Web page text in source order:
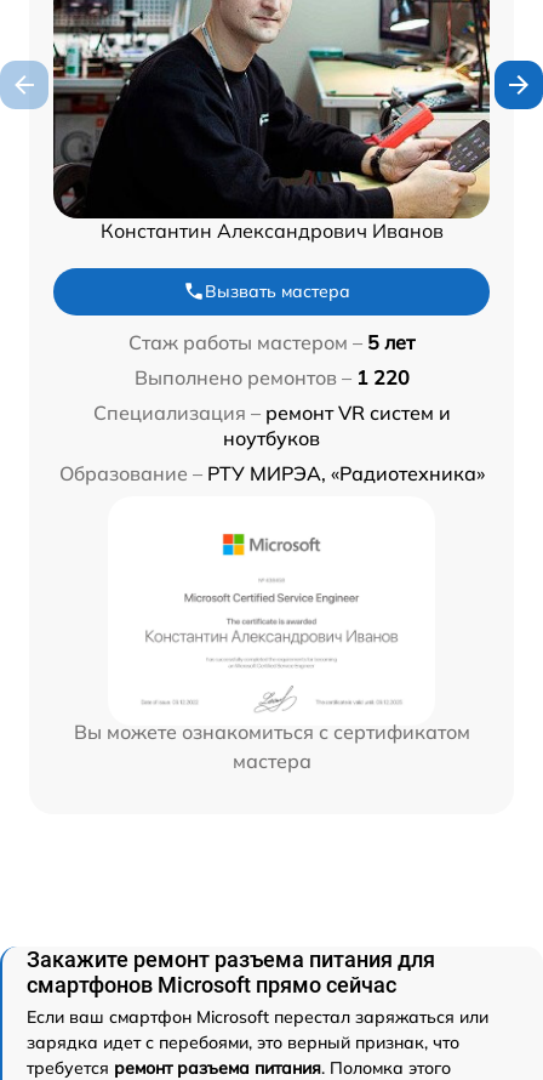
Константин Александрович Иванов
Вызвать мастера
Стаж работы мастером – 5 лет
Выполнено ремонтов – 1 220
Специализация – ремонт VR систем и
ноутбуков
Образование – РТУ МИРЭА, «Радиотехника»
Вы можете ознакомиться с сертификатом
мастера
Закажите ремонт разъема питания для
смартфонов Microsoft прямо сейчас
Если ваш смартфон Microsoft перестал заряжаться или
зарядка идет с перебоями, это верный признак, что
требуется ремонт разъема питания. Поломка этого